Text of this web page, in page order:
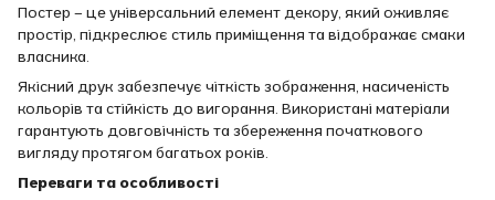
Постер – це універсальний елемент декору, який оживляє
простір, підкреслює стиль приміщення та відображає смаки
власника.
Якісний друк забезпечує чіткість зображення, насиченість
кольорів та стійкість до вигорання. Використані матеріали
гарантують довговічність та збереження початкового
вигляду протягом багатьох років.
Переваги та особливості